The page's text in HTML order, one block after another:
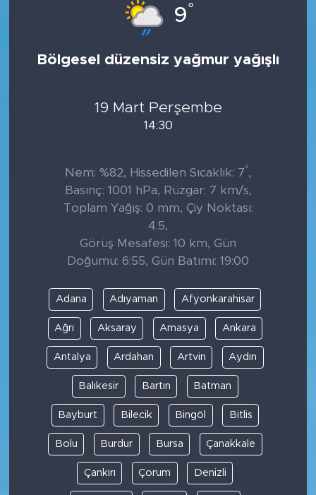
9°
Bölgesel düzensiz yağmur yağışlı
19 Mart Perşembe
14:30
Nem: %82, Hissedilen Sıcaklık: 7°,
Basınç: 1001 hPa, Rüzgar: 7 km/s,
Toplam Yağış: 0 mm, Çiy Noktası:
4.5,
Görüş Mesafesi: 10 km, Gün
Doğumu: 6:55, Gün Batımı: 19:00
Adana Adıyaman Afyonkarahisar
Ağrı Aksaray Amasya Ankara
Antalya Ardahan Artvin Aydın
Balıkesir Bartın Batman
Bayburt Bilecik Bingöl Bitlis
Bolu Burdur Bursa Çanakkale
Çankırı Çorum Denizli